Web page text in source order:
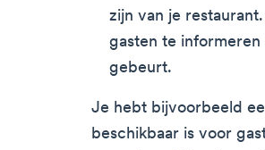
zijn van je
gasten te
gebeurt.
Je hebt bijvoorbeeld
beschikbaar is voor